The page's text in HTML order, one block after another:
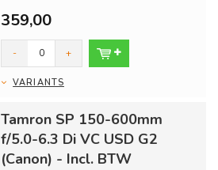
Inclusief 1 jaar garantie en gratis
verzending binnen 24 uur!...
359,00
- +
VARIANTS
Tamron SP 150-600mm
f/5.0-6.3 Di VC USD G2
(Canon) - Incl. BTW